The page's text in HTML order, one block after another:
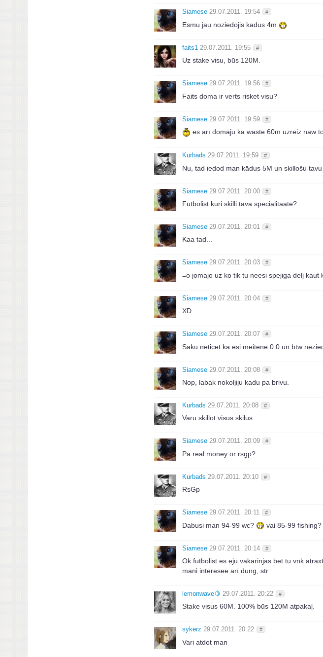
Siamese 29.07.2011. 19:54 #
Esmu jau noziedojis kadus 4m
faits1 29.07.2011. 19:55 #
Uz stake visu, būs 120M.
Siamese 29.07.2011. 19:56 #
Faits doma ir verts risket visu?
Siamese 29.07.2011. 19:59 #
es arī domāju ka waste 60m uzreiz naw
Kurbads 29.07.2011. 19:59 #
Nu, tad iedod man kādus 5M un skillošu
Siamese 29.07.2011. 20:00 #
Futbolist kuri skilli tava specialitaate?
Siamese 29.07.2011. 20:01 #
Kaa tad...
Siamese 29.07.2011. 20:03 #
=o jomajo uz ko tik tu neesi spejiga delj kaut
Siamese 29.07.2011. 20:04 #
XD
Siamese 29.07.2011. 20:07 #
Saku neticet ka esi meitene 0.0 un btw
Siamese 29.07.2011. 20:08 #
Nop, labak nokoljiju kadu pa brivu.
Kurbads 29.07.2011. 20:08 #
Varu skillot visus skilus...
Siamese 29.07.2011. 20:09 #
Pa real money or rsgp?
Kurbads 29.07.2011. 20:10 #
RsGp
Siamese 29.07.2011. 20:11 #
Dabusi man 94-99 wc? vai 85-99
Siamese 29.07.2011. 20:14 #
Ok futbolist es eju vakarinjas bet tu vnk
mani interesee arī dung, str
lemonwave🍋 29.07.2011. 20:22 #
Stake visus 60M. 100% būs 120M atpakaļ.
sykerz 29.07.2011. 20:22 #
Vari atdot man